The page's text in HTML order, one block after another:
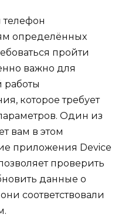
телефон
определённых
пройти
важно для
работы
которое требует
Один из
вам в этом
приложения Device
проверить
данные о
соответствовали